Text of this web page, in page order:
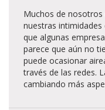
Muchos de
nuestras
que algunas
parece que aún no
puede ocasionar
través de las redes.
cambiando más